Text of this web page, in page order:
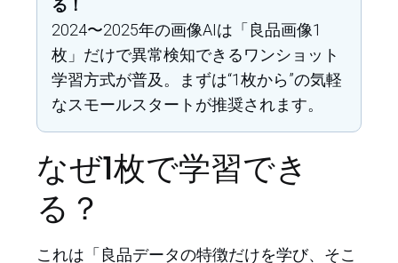
る！
2024〜2025年の画像AIは「良品画像1
枚」だけで異常検知できるワンショット
学習方式が普及。まずは“1枚から”の気軽
なスモールスタートが推奨されます。
なぜ1枚で学習でき
る？
これは「良品データの特徴だけを学び、そこ